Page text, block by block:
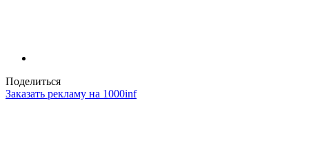
Поделиться
Заказать рекламу на 1000inf